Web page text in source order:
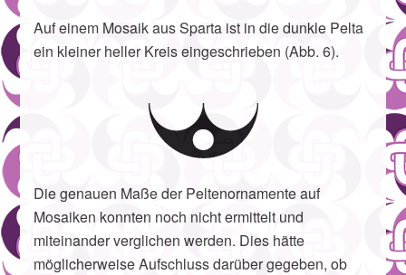
Auf einem Mosaik aus Sparta ist in die dunkle Pelta
ein kleiner heller Kreis eingeschrieben (Abb. 6).
Die genauen Maße der Peltenornamente auf
Mosaiken konnten noch nicht ermittelt und
miteinander verglichen werden. Dies hätte
möglicherweise Aufschluss darüber gegeben, ob